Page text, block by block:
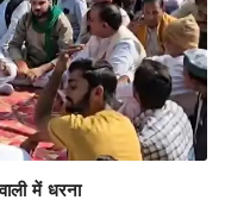
में धरना